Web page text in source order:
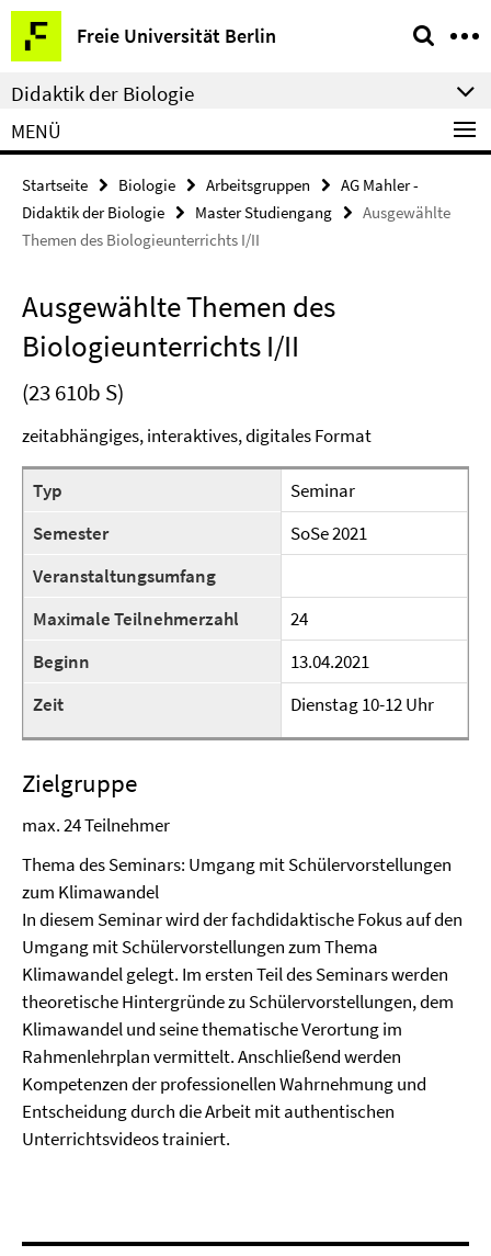
Springe
direkt
zu
Inhalt
Freie Universität Berlin
Service-
Navigation
Didaktik der Biologie
MENÜ
Startseite Biologie Arbeitsgruppen
AG Mahler -
Didaktik der Biologie
Master Studiengang
Ausgewählte
Themen des Biologieunterrichts I/II
Ausgewählte Themen des
Biologieunterrichts I/II
(23 610b S)
zeitabhängiges, interaktives, digitales Format
Typ
Seminar
Semester
SoSe 2021
Veranstaltungsumfang
Maximale Teilnehmerzahl
24
Beginn
13.04.2021
Zeit
Dienstag 10-12 Uhr
Zielgruppe
max. 24 Teilnehmer
Thema des Seminars: Umgang mit Schülervorstellungen
zum Klimawandel
In diesem Seminar wird der fachdidaktische Fokus auf den
Umgang mit Schülervorstellungen zum Thema
Klimawandel gelegt. Im ersten Teil des Seminars werden
theoretische Hintergründe zu Schülervorstellungen, dem
Klimawandel und seine thematische Verortung im
Rahmenlehrplan vermittelt. Anschließend werden
Kompetenzen der professionellen Wahrnehmung und
Entscheidung durch die Arbeit mit authentischen
Unterrichtsvideos trainiert.